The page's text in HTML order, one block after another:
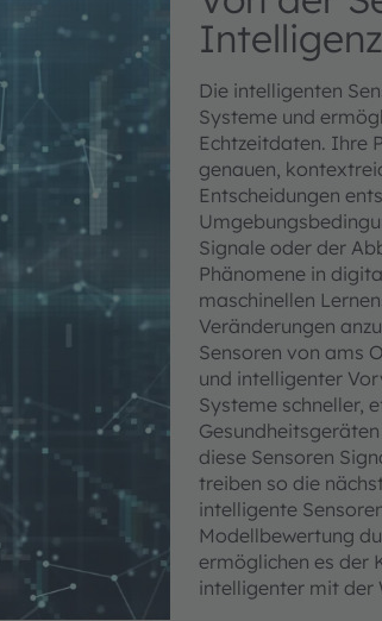
Intelligenz
Die intelligenten
Systeme und
Echtzeitdaten. Ihre
genauen,
Entscheidungen
Signale oder der
Phänomene in
maschinellen
Veränderungen
Sensoren von ams
und intelligenter
Systeme schneller,
diese Sensoren
treiben so die
intelligente
Modellbewertung
ermöglichen es der
intelligenter mit der